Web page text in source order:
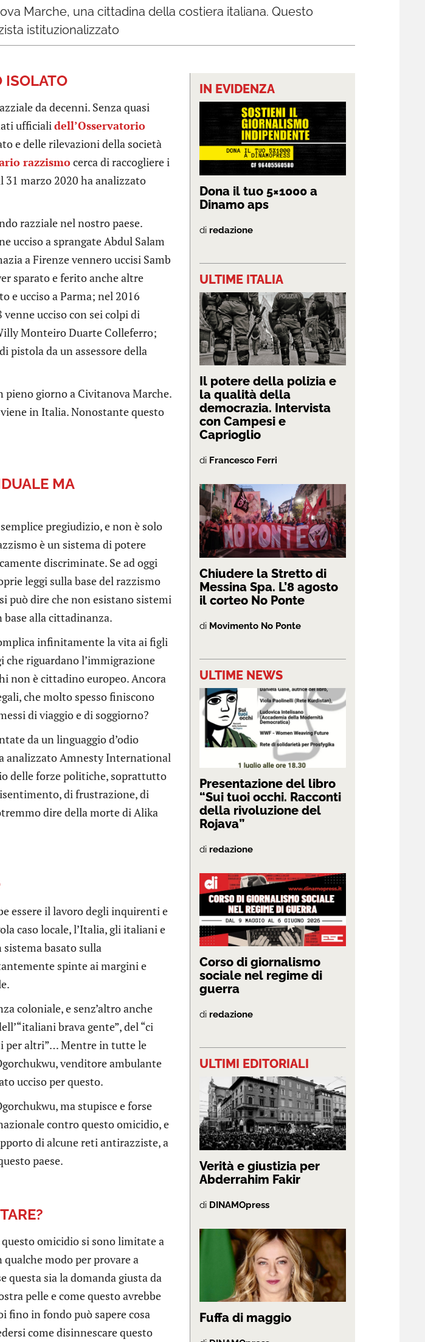
Marche, una cittadina della costiera italiana. Questo
istituzionalizzato
ISOLATO
da decenni. Senza quasi
ufficialidell’Osservatorio
e delle rilevazioni della società
razzismocerca di raccogliere i
31 marzo 2020 ha analizzato
razziale nel nostro paese.
ucciso a sprangate Abdul Salam
a Firenze vennero uccisi Samb
sparato e ferito anche altre
e ucciso a Parma; nel 2016
ucciso con sei colpi di
Monteiro Duarte Colleferro;
pistola da un assessore della
pieno giorno a Civitanova Marche.
in Italia. Nonostante questo
MA
pregiudizio, e non è solo
è un sistema di potere
discriminate. Se ad oggi
leggi sulla base del razzismo
può dire che non esistano sistemi
alla cittadinanza.
infinitamente la vita ai figli
riguardano l’immigrazione
non è cittadino europeo. Ancora
che molto spesso finiscono
di viaggio e di soggiorno?
da un linguaggio d’odio
analizzato Amnesty International
delle forze politiche, soprattutto
di frustrazione, di
dire della morte di Alika
essere il lavoro degli inquirenti e
caso locale, l’Italia, gli italiani e
basato sulla
spinte ai margini e
coloniale, e senz’altro anche
brava gente”, del “ci
per altri”… Mentre in tutte le
venditore ambulante
ucciso per questo.
ma stupisce e forse
contro questo omicidio, e
di alcune reti antirazziste, a
paese.
omicidio si sono limitate a
modo per provare a
questa sia la domanda giusta da
pelle e come questo avrebbe
fino in fondo può sapere cosa
come disinnescare questo
IN EVIDENZA
Dona il tuo 5×1000 a
Dinamo aps
di redazione
ULTIME ITALIA
Il potere della polizia e
la qualità della
democrazia. Intervista
con Campesi e
Caprioglio
di Francesco Ferri
Chiudere la Stretto di
Messina Spa. L’8 agosto
il corteo No Ponte
di Movimento No Ponte
ULTIME NEWS
Presentazione del libro
“Sui tuoi occhi. Racconti
della rivoluzione del
Rojava”
di redazione
Corso di giornalismo
sociale nel regime di
guerra
di redazione
ULTIMI EDITORIALI
Verità e giustizia per
Abderrahim Fakir
di DINAMOpress
Fuffa di maggio